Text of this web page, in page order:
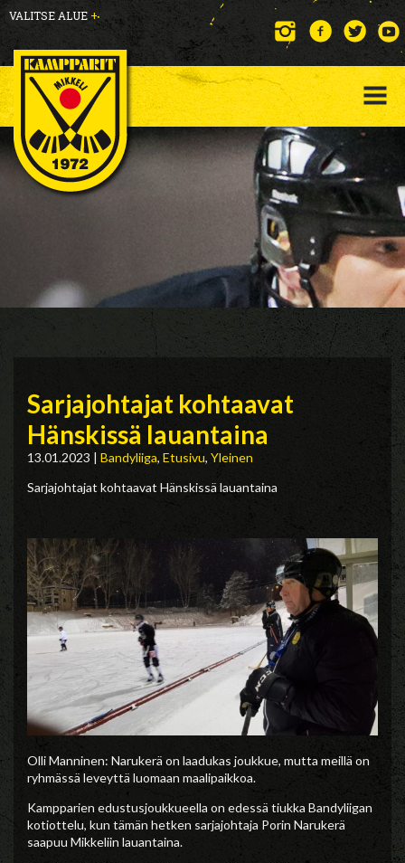
VALITSE ALUE +
Sarjajohtajat kohtaavat
Hänskissä lauantaina
13.01.2023 | Bandyliiga, Etusivu, Yleinen
Sarjajohtajat kohtaavat Hänskissä lauantaina
Olli Manninen: Narukerä on laadukas joukkue, mutta meillä on
ryhmässä leveyttä luomaan maalipaikkoa.
Kampparien edustusjoukkueella on edessä tiukka Bandyliigan
kotiottelu, kun tämän hetken sarjajohtaja Porin Narukerä
saapuu Mikkeliin lauantaina.